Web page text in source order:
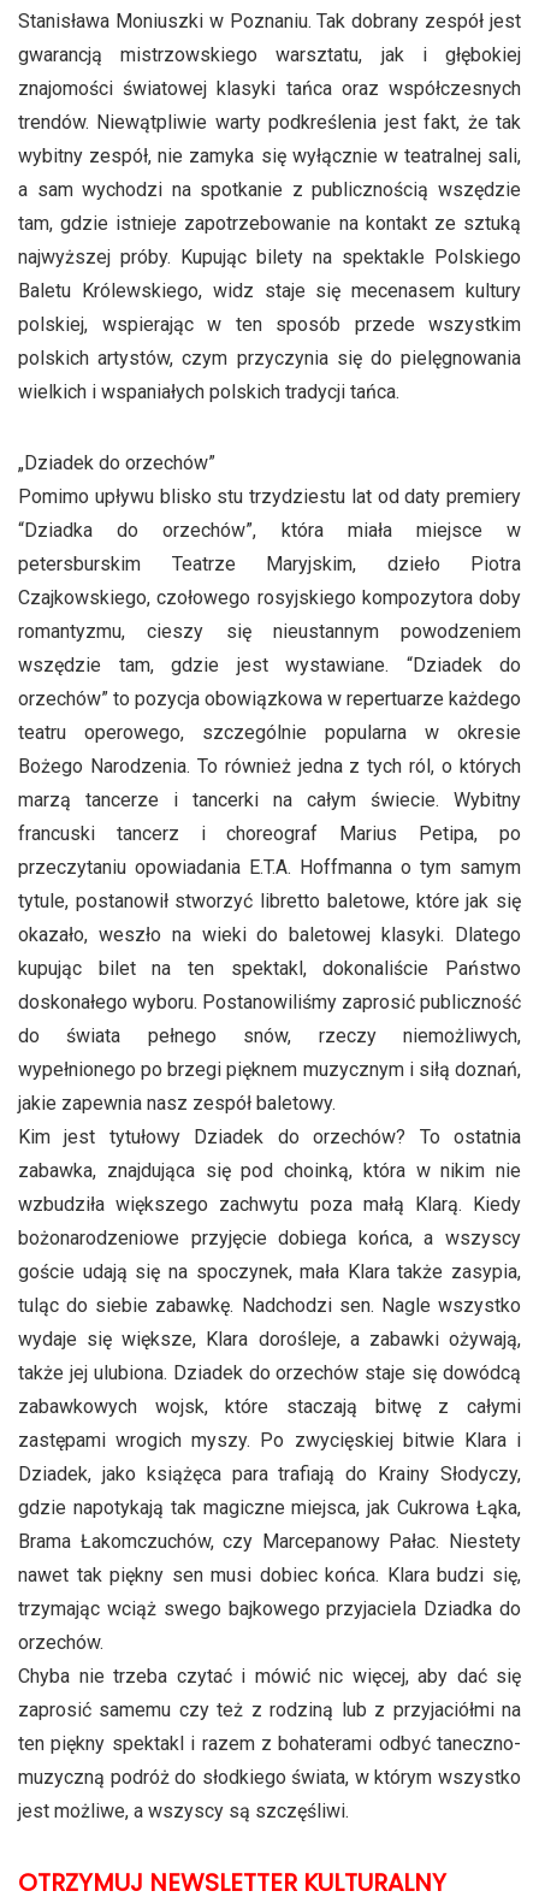
Stanisława Moniuszki w Poznaniu. Tak dobrany zespół jest
gwarancją mistrzowskiego warsztatu, jak i głębokiej
znajomości światowej klasyki tańca oraz współczesnych
trendów. Niewątpliwie warty podkreślenia jest fakt, że tak
wybitny zespół, nie zamyka się wyłącznie w teatralnej sali,
a sam wychodzi na spotkanie z publicznością wszędzie
tam, gdzie istnieje zapotrzebowanie na kontakt ze sztuką
najwyższej próby. Kupując bilety na spektakle Polskiego
Baletu Królewskiego, widz staje się mecenasem kultury
polskiej, wspierając w ten sposób przede wszystkim
polskich artystów, czym przyczynia się do pielęgnowania
wielkich i wspaniałych polskich tradycji tańca.
„Dziadek do orzechów”
Pomimo upływu blisko stu trzydziestu lat od daty premiery
“Dziadka do orzechów”, która miała miejsce w
petersburskim Teatrze Maryjskim, dzieło Piotra
Czajkowskiego, czołowego rosyjskiego kompozytora doby
romantyzmu, cieszy się nieustannym powodzeniem
wszędzie tam, gdzie jest wystawiane. “Dziadek do
orzechów” to pozycja obowiązkowa w repertuarze każdego
teatru operowego, szczególnie popularna w okresie
Bożego Narodzenia. To również jedna z tych ról, o których
marzą tancerze i tancerki na całym świecie. Wybitny
francuski tancerz i choreograf Marius Petipa, po
przeczytaniu opowiadania E.T.A. Hoffmanna o tym samym
tytule, postanowił stworzyć libretto baletowe, które jak się
okazało, weszło na wieki do baletowej klasyki. Dlatego
kupując bilet na ten spektakl, dokonaliście Państwo
doskonałego wyboru. Postanowiliśmy zaprosić publiczność
do świata pełnego snów, rzeczy niemożliwych,
wypełnionego po brzegi pięknem muzycznym i siłą doznań,
jakie zapewnia nasz zespół baletowy.
Kim jest tytułowy Dziadek do orzechów? To ostatnia
zabawka, znajdująca się pod choinką, która w nikim nie
wzbudziła większego zachwytu poza małą Klarą. Kiedy
bożonarodzeniowe przyjęcie dobiega końca, a wszyscy
goście udają się na spoczynek, mała Klara także zasypia,
tuląc do siebie zabawkę. Nadchodzi sen. Nagle wszystko
wydaje się większe, Klara dorośleje, a zabawki ożywają,
także jej ulubiona. Dziadek do orzechów staje się dowódcą
zabawkowych wojsk, które staczają bitwę z całymi
zastępami wrogich myszy. Po zwycięskiej bitwie Klara i
Dziadek, jako książęca para trafiają do Krainy Słodyczy,
gdzie napotykają tak magiczne miejsca, jak Cukrowa Łąka,
Brama Łakomczuchów, czy Marcepanowy Pałac. Niestety
nawet tak piękny sen musi dobiec końca. Klara budzi się,
trzymając wciąż swego bajkowego przyjaciela Dziadka do
orzechów.
Chyba nie trzeba czytać i mówić nic więcej, aby dać się
zaprosić samemu czy też z rodziną lub z przyjaciółmi na
ten piękny spektakl i razem z bohaterami odbyć taneczno-
muzyczną podróż do słodkiego świata, w którym wszystko
jest możliwe, a wszyscy są szczęśliwi.
OTRZYMUJ NEWSLETTER KULTURALNY